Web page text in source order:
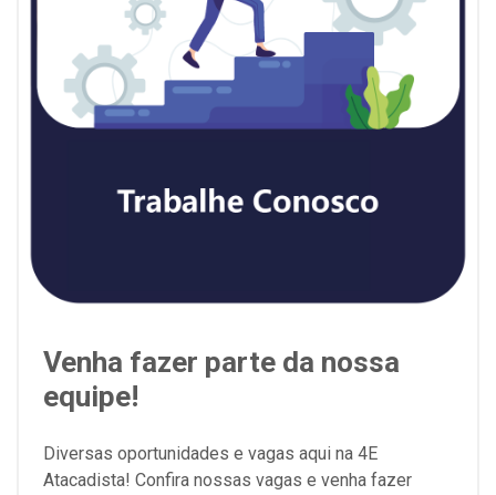
Venha fazer parte da nossa
equipe!
Diversas oportunidades e vagas aqui na 4E
Atacadista! Confira nossas vagas e venha fazer